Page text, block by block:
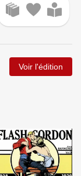
Voir l'édition